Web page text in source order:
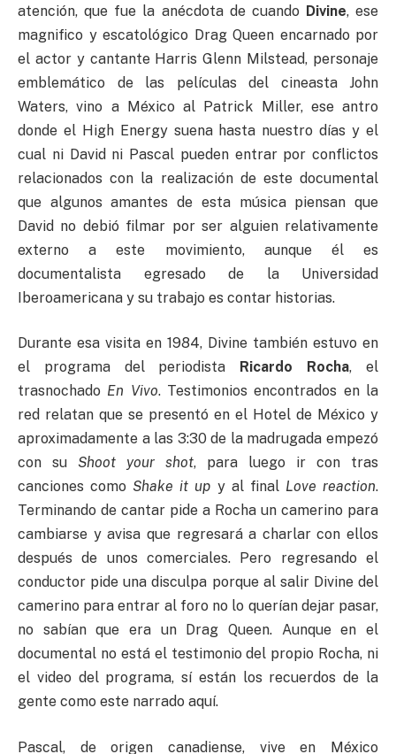
atención, que fue la anécdota de cuando Divine, ese
magnifico y escatológico Drag Queen encarnado por
el actor y cantante Harris Glenn Milstead, personaje
emblemático de las películas del cineasta John
Waters, vino a México al Patrick Miller, ese antro
donde el High Energy suena hasta nuestro días y el
cual ni David ni Pascal pueden entrar por conflictos
relacionados con la realización de este documental
que algunos amantes de esta música piensan que
David no debió filmar por ser alguien relativamente
externo a este movimiento, aunque él es
documentalista egresado de la Universidad
Iberoamericana y su trabajo es contar historias.
Durante esa visita en 1984, Divine también estuvo en
el programa del periodista
Ricardo Rocha, el
trasnochado En Vivo. Testimonios encontrados en la
red relatan que se presentó en el Hotel de México y
aproximadamente a las 3:30 de la madrugada empezó
con su Shoot your shot, para luego ir con tras
canciones como Shake it up y al final Love reaction.
Terminando de cantar pide a Rocha un camerino para
cambiarse y avisa que regresará a charlar con ellos
después de unos comerciales. Pero regresando el
conductor pide una disculpa porque al salir Divine del
camerino para entrar al foro no lo querían dejar pasar,
no sabían que era un Drag Queen. Aunque en el
documental no está el testimonio del propio Rocha, ni
el video del programa, sí están los recuerdos de la
gente como este narrado aquí.
Pascal, de origen canadiense, vive en México